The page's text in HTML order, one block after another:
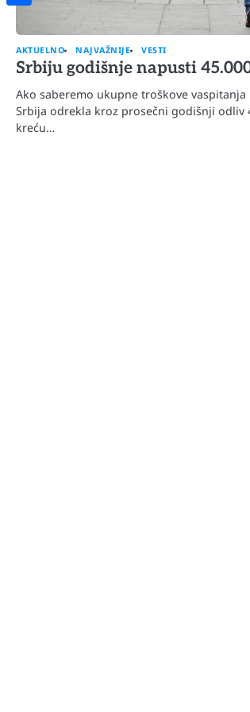
AKTUELNO NAJVAŽNIJE VESTI
Srbiju godišnje napusti
Ako saberemo ukupne troškove
Srbija odrekla kroz prosečni godišnji odliv
kreću…